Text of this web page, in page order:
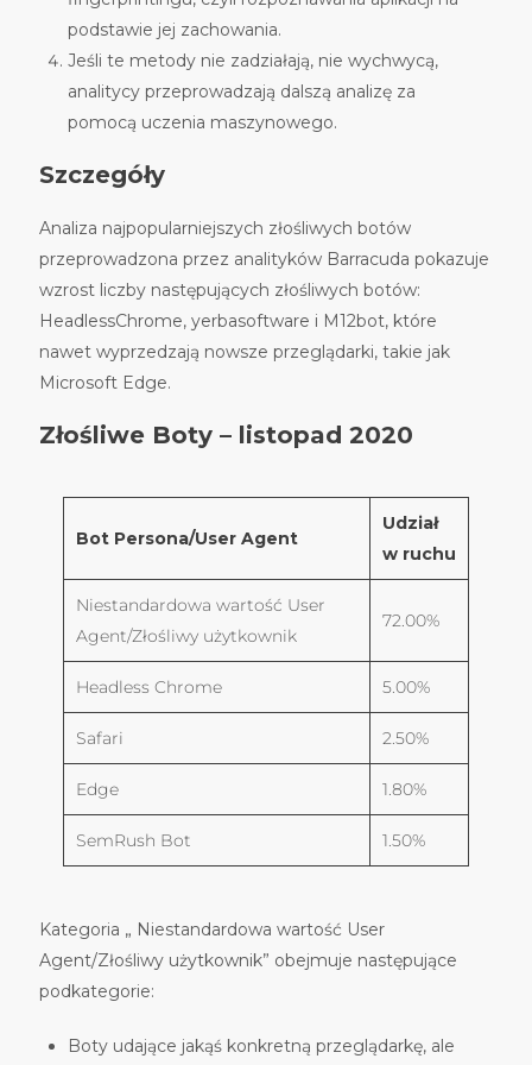
podstawie jej zachowania.
Jeśli te metody nie zadziałają, nie wychwycą,
analitycy przeprowadzają dalszą analizę za
pomocą uczenia maszynowego.
Szczegóły
Analiza najpopularniejszych złośliwych botów
przeprowadzona przez analityków Barracuda pokazuje
wzrost liczby następujących złośliwych botów:
HeadlessChrome, yerbasoftware i M12bot, które
nawet wyprzedzają nowsze przeglądarki, takie jak
Microsoft Edge.
Złośliwe Boty – listopad 2020
Bot Persona/User Agent
Udział
w ruchu
Niestandardowa wartość User
Agent/Złośliwy użytkownik
72.00%
Headless Chrome 5.00%
Safari 2.50%
Edge 1.80%
SemRush Bot 1.50%
Kategoria „ Niestandardowa wartość User
Agent/Złośliwy użytkownik” obejmuje następujące
podkategorie:
Boty udające jakąś konkretną przeglądarkę, ale